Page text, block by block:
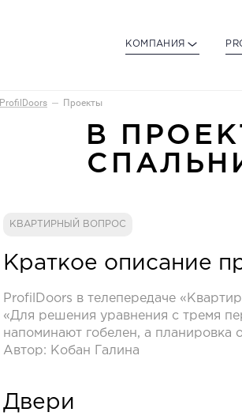
КОМПАНИЯ
ProfilDoors Проекты
В
КВАРТИРНЫЙ ВОПРОС
Краткое описание
ProfilDoors в телепередаче
«Для решения уравнения с тремя
напоминают гобелен, а планировка
Автор: Кобан Галина
Двери